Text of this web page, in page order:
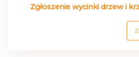
Zgłoszenie wycinki drzew i